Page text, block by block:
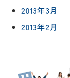
2013年3月
2013年2月